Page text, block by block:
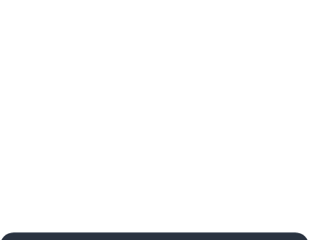
Zurück nach oben